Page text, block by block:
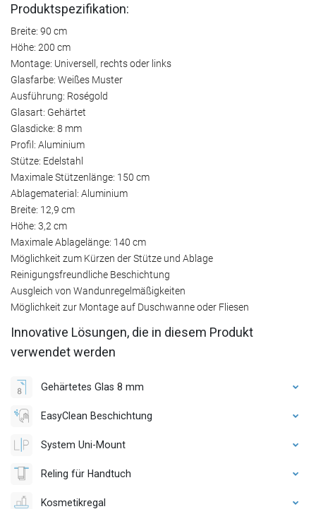
Produktspezifikation:
Breite: 90 cm
Höhe: 200 cm
Montage: Universell, rechts oder links
Glasfarbe: Weißes Muster
Ausführung: Roségold
Glasart: Gehärtet
Glasdicke: 8 mm
Profil: Aluminium
Stütze: Edelstahl
Maximale Stützenlänge: 150 cm
Ablagematerial: Aluminium
Breite: 12,9 cm
Höhe: 3,2 cm
Maximale Ablagelänge: 140 cm
Möglichkeit zum Kürzen der Stütze und Ablage
Reinigungsfreundliche Beschichtung
Ausgleich von Wandunregelmäßigkeiten
Möglichkeit zur Montage auf Duschwanne oder Fliesen
Innovative Lösungen, die in diesem Produkt
verwendet werden
Gehärtetes Glas 8 mm
EasyClean Beschichtung
System Uni-Mount
Reling für Handtuch
Kosmetikregal